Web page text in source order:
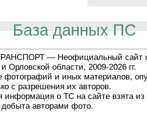
База данных ПС
— Неофициальный сайт
Орловской области, 2009-2026 гг.
фотографий и иных материалов,
с разрешения их авторов.
информация о ТС на сайте взята из
авторами фото.